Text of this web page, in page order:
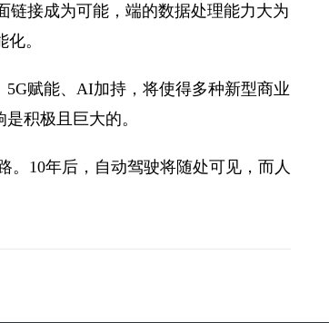
链接成为可能，端的数据处理能力大为
。
赋能、AI加持，将使得多种新型商业
积极且巨大的。
。10年后，自动驾驶将随处可见，而人